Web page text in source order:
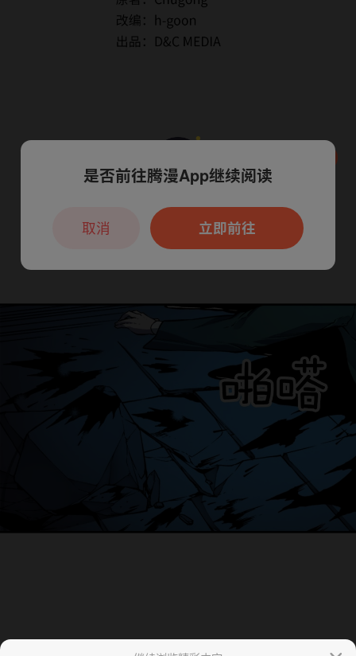
本章节仅支持App阅读，可打开App新用
户7天免费看
是否前往腾漫App继续阅读
立即前往
取消